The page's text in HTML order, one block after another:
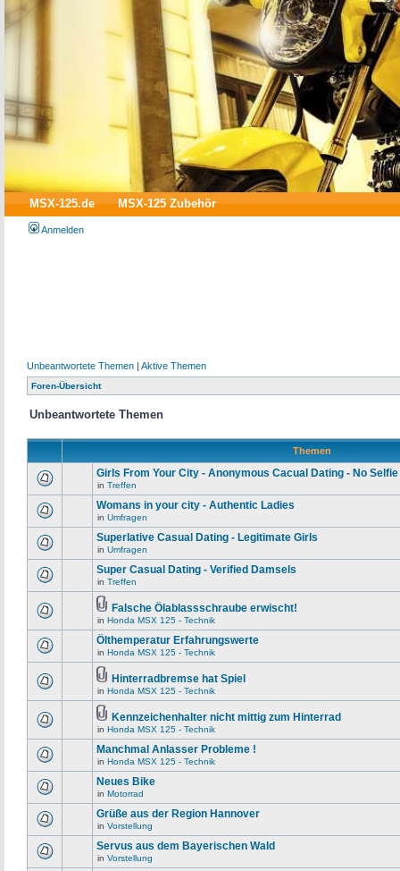
MSX-125.de MSX-125 Zubehör
Anmelden
Unbeantwortete Themen | Aktive Themen
Foren-Übersicht
Unbeantwortete Themen
Themen
Girls From Your City - Anonymous Cacual Dating - No Selfie
in Treffen
Womans in your city - Authentic Ladies
in Umfragen
Superlative Сasual Dating - Legitimate Girls
in Umfragen
Super Сasual Dating - Verified Damsels
in Treffen
Falsche Ölablassschraube erwischt!
in Honda MSX 125 - Technik
Ölthemperatur Erfahrungswerte
in Honda MSX 125 - Technik
Hinterradbremse hat Spiel
in Honda MSX 125 - Technik
Kennzeichenhalter nicht mittig zum Hinterrad
in Honda MSX 125 - Technik
Manchmal Anlasser Probleme !
in Honda MSX 125 - Technik
Neues Bike
in Motorrad
Grüße aus der Region Hannover
in Vorstellung
Servus aus dem Bayerischen Wald
in Vorstellung